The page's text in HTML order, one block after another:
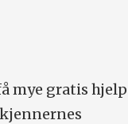
mye gratis hjelp